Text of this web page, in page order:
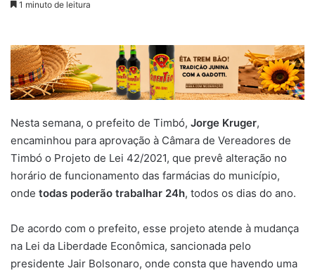
1 minuto de leitura
Nesta semana, o prefeito de Timbó, Jorge Kruger,
encaminhou para aprovação à Câmara de Vereadores de
Timbó o Projeto de Lei 42/2021, que prevê alteração no
horário de funcionamento das farmácias do município,
onde todas poderão trabalhar 24h, todos os dias do ano.
De acordo com o prefeito, esse projeto atende à mudança
na Lei da Liberdade Econômica, sancionada pelo
presidente Jair Bolsonaro, onde consta que havendo uma